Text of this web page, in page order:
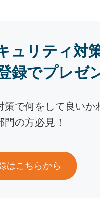
ュリティ対
録でプレゼ
策で何をして良いか
の方必見！
はこちらから